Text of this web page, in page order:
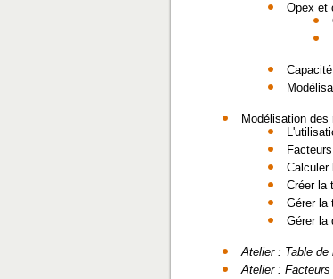
Opex et
Modélisation
Calculer
Créer la
Gérer la
Gérer la
Atelier : Table de
Atelier : Facteurs